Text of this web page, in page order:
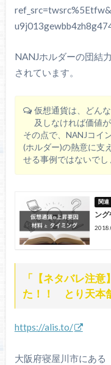
NANJホルダーの団結
されています。
仮想通貨は、どん
及しなければ価値
その点で、NANJコイ
(ホルダー)の熱意に支
せる事例ではないでし
ン
「【ネタバレ注
た！！ とり天本
https://alis.to/
大阪府寝屋川市にある